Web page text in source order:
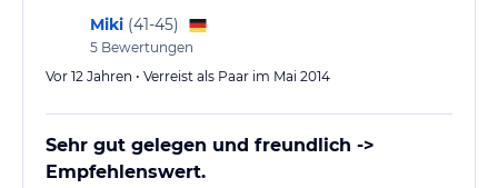
Unser Zimmer war groß, gemütlich eingerichtet,
sauber und…
Miki (41-45)
5 Bewertungen
Vor 12 Jahren • Verreist als Paar im Mai 2014
Sehr gut gelegen und freundlich ->
Empfehlenswert.